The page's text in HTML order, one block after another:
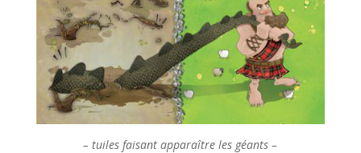
– tuiles faisant apparaître les géants –